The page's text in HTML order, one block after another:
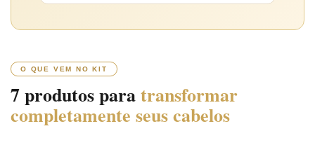
O QUE VEM NO KIT
7 produtos paratransformar
completamente seus cabelos